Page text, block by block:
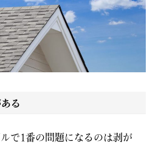
る
で1番の問題になるのは剥が